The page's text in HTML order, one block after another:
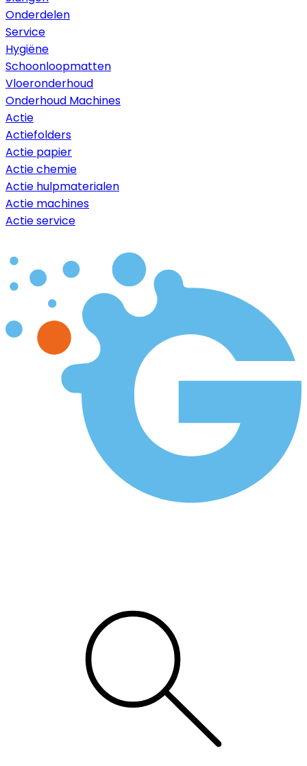
Onderdelen
Service
Hygiëne
Schoonloopmatten
Vloeronderhoud
Onderhoud Machines
Actie
Actiefolders
Actie papier
Actie chemie
Actie hulpmaterialen
Actie machines
Actie service